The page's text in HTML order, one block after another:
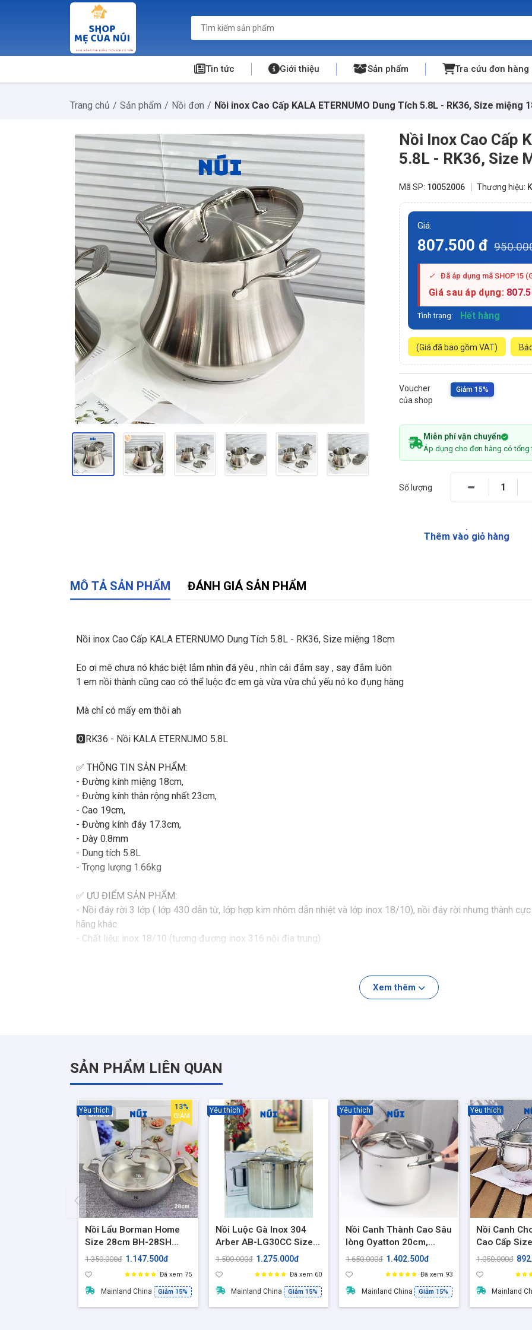
Tin tức Giới thiệu Sản phẩm Tra cứu đơn hàng
Trang chủ Sản phẩm Nồi đơn Nồi inox Cao Cấp KALA ETERNUMO Dung Tích 5.8L - RK36, Size miệng
Nồi Inox Cao Cấp
5.8L - RK36, Size
Mã SP: 10052006 Thương hiệu:
Giá:
807.500 đ
✓ Đã áp dụng mã SHOP15
Giá sau áp dụng:
Tình trạng: Hết hàng
(Giá đã bao gồm VAT)
Voucher
của shop
Giảm 15%
Miễn phí vận chuyển
Áp dụng cho đơn hàng có tổng
Số lượng
Thêm vào giỏ hàng
MÔ TẢ SẢN PHẨM ĐÁNH GIÁ SẢN PHẨM
Nồi inox Cao Cấp KALA ETERNUMO Dung Tích 5.8L - RK36, Size miệng 18cm
Eo ơi mê chưa nó khác biệt lắm nhìn đã yêu , nhìn cái đắm say , say đắm luôn
1 em nồi thành cũng cao có thể luộc đc em gà vừa vừa chủ yếu nó ko đụng hàng
Mà chỉ có mấy em thôi ah
🅾️RK36 - Nồi KALA ETERNUMO 5.8L
✅ THÔNG TIN SẢN PHẨM:
- Đường kính miệng 18cm,
- Đường kính thân rộng nhất 23cm,
- Cao 19cm,
- Đường kính đáy 17.3cm,
- Dày 0.8mm
- Dung tích 5.8L
- Trọng lượng 1.66kg
✅ ƯU ĐIỂM SẢN PHẨM:
- Nồi đáy rời 3 lớp ( lớp 430 dẫn từ, lớp hợp kim nhôm dẫn nhiệt và lớp inox 18/10), nồi đáy rời nhưng thành
hãng khác.
- Chất liệu: inox 18/10 (tương đương inox 316 nội địa trung)
#noiluocga #noiinox #noichockmen #noilau #lunkai #oyatton #shopmecuanui #noiinox304 #inox316 #noito
Xem thêm
SẢN PHẨM LIÊN QUAN
Nồi Lẩu Borman Home
Size 28cm BH-28SH
Inox 18/10 Đúc Liền Khối
BH201
1.350.000đ 1.147.500đ
Đã xem 75
Mainland China Giảm 15%
Yêu thích 13%
GIẢM
Nồi Luộc Gà Inox 304
Arber AB-LG30CC Size
30cm, Dung tích 14L –
loại bếp
1.500.000đ 1.275.000đ
Đã xem 60
Mainland China Giảm 15%
Yêu thích
Nồi Canh Thành Cao Sâu
lòng Oyatton 20cm,
O278, Nồi inox cao cấp
khối
1.650.000đ 1.402.500đ
Đã xem 93
Mainland China Giảm 15%
Yêu thích
Nồi Canh
Cao Cấp
nồi hầm kho
1.050.000đ
Mainland
Yêu thích